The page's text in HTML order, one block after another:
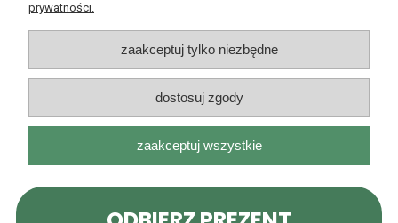
Informacje
O nas
Rarytasy Dolnośląskie | ul. Olszewskiego 99, 51-638 Wrocław |
kontakt@rarytasydolnoslaskie.pl|537 71 71 71| NIP: 8982036706 |
pokaż pełną wersję strony
prywatności.
zaakceptuj tylko niezbędne
dostosuj zgody
zaakceptuj wszystkie